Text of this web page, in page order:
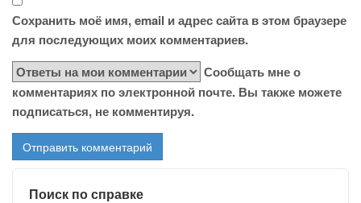
Сохранить моё имя, email и адрес сайта в этом браузере
для последующих моих комментариев.
Сообщать мне о
комментариях по электронной почте. Вы также можете
подписаться, не комментируя.
Поиск по справке